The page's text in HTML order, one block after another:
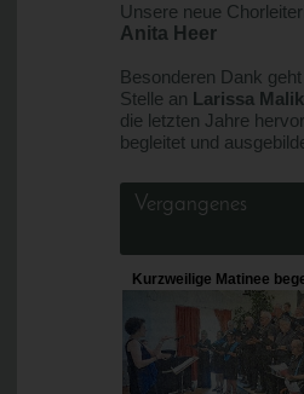
Unsere neue
Anita Heer
Besonderen Dank
Stelle an Larissa
die letzten Jahre
begleitet und
Vergangenes
Kurzweilige Matinee